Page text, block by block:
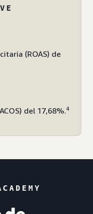
(ROAS) de
del 17,68%.4